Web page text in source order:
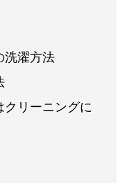
洗濯方法
クリーニングに